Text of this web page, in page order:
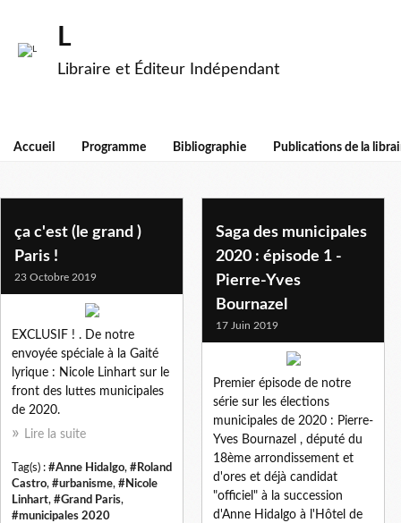
L
Libraire et Éditeur Indépendant
Accueil Programme Bibliographie Publications de la
municipales 2020
ça c'est (le grand )
Paris !
23 Octobre 2019
EXCLUSIF ! . De notre
envoyée spéciale à la Gaité
lyrique : Nicole Linhart sur le
front des luttes municipales
de 2020.
Lire la suite
Tag(s) : #Anne Hidalgo, #Roland
Castro, #urbanisme, #Nicole
Linhart, #Grand Paris,
#municipales 2020
Saga des municipales
2020 : épisode 1 -
Pierre-Yves
Bournazel
17 Juin 2019
Premier épisode de notre
série sur les élections
municipales de 2020 : Pierre-
Yves Bournazel , député du
18ème arrondissement et
d'ores et déjà candidat
"officiel" à la succession
d'Anne Hidalgo à l'Hôtel de